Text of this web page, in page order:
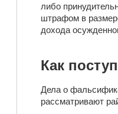
либо
штрафом в
дохода
Как
Дела о
рассматривают